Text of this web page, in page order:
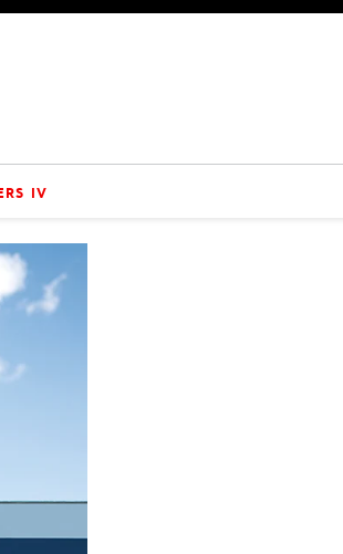
IV